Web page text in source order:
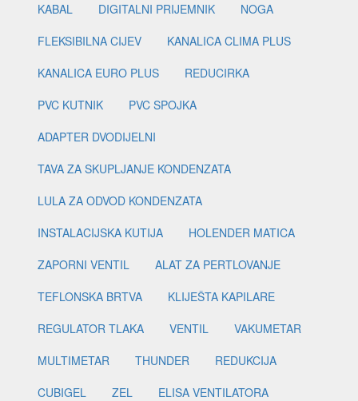
KABAL
DIGITALNI PRIJEMNIK
NOGA
FLEKSIBILNA CIJEV
KANALICA CLIMA PLUS
KANALICA EURO PLUS
REDUCIRKA
PVC KUTNIK
PVC SPOJKA
ADAPTER DVODIJELNI
TAVA ZA SKUPLJANJE KONDENZATA
LULA ZA ODVOD KONDENZATA
INSTALACIJSKA KUTIJA
HOLENDER MATICA
ZAPORNI VENTIL
ALAT ZA PERTLOVANJE
TEFLONSKA BRTVA
KLIJEŠTA KAPILARE
REGULATOR TLAKA
VENTIL
VAKUMETAR
MULTIMETAR
THUNDER
REDUKCIJA
CUBIGEL
ZEL
ELISA VENTILATORA